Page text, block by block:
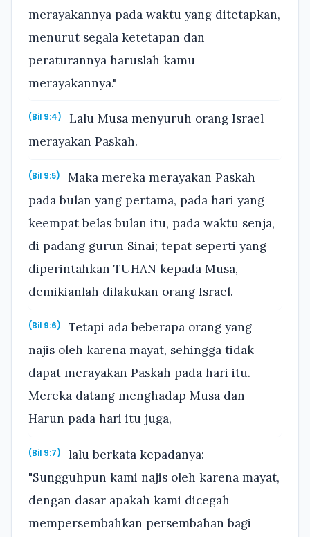
merayakannya pada waktu yang ditetapkan,
menurut segala ketetapan dan
peraturannya haruslah kamu
merayakannya."
(Bil 9:4)
Lalu Musa menyuruh orang Israel
merayakan Paskah.
(Bil 9:5)
Maka mereka merayakan Paskah
pada bulan yang pertama, pada hari yang
keempat belas bulan itu, pada waktu senja,
di padang gurun Sinai; tepat seperti yang
diperintahkan TUHAN kepada Musa,
demikianlah dilakukan orang Israel.
(Bil 9:6)
Tetapi ada beberapa orang yang
najis oleh karena mayat, sehingga tidak
dapat merayakan Paskah pada hari itu.
Mereka datang menghadap Musa dan
Harun pada hari itu juga,
(Bil 9:7)
lalu berkata kepadanya:
"Sungguhpun kami najis oleh karena mayat,
dengan dasar apakah kami dicegah
mempersembahkan persembahan bagi